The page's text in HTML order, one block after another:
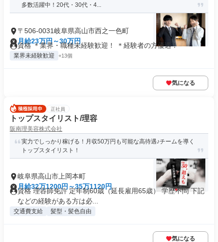
多数活躍中！20代・30代・4...
〒506-0031岐阜県高山市西之一色町
月給23万円～30万円
資格 ＊業界・職種未経験歓迎！ ＊経験者の方優遇！
業界未経験歓迎 +13個
気になる
正社員
トップスタイリスト/理容
阪南理美容株式会社
実力でしっかり稼げる！月収50万円も可能な高待遇♪チームを導く
トップスタイリスト！
岐阜県高山市上岡本町
月給32万1200円～35万1120円
資格 理容師免許 定年制60歳（延長雇用65歳） 学歴不問 下記
などの経験がある方は必...
交通費支給 髪型・髪色自由
気になる